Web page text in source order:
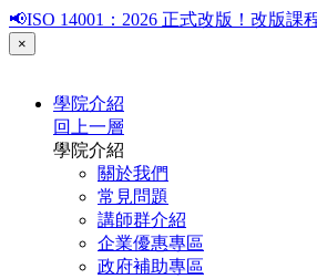
📢ISO 14001：2026 正式改版！改版課
×
學院介紹
回上一層
學院介紹
關於我們
常見問題
講師群介紹
企業優惠專區
政府補助專區